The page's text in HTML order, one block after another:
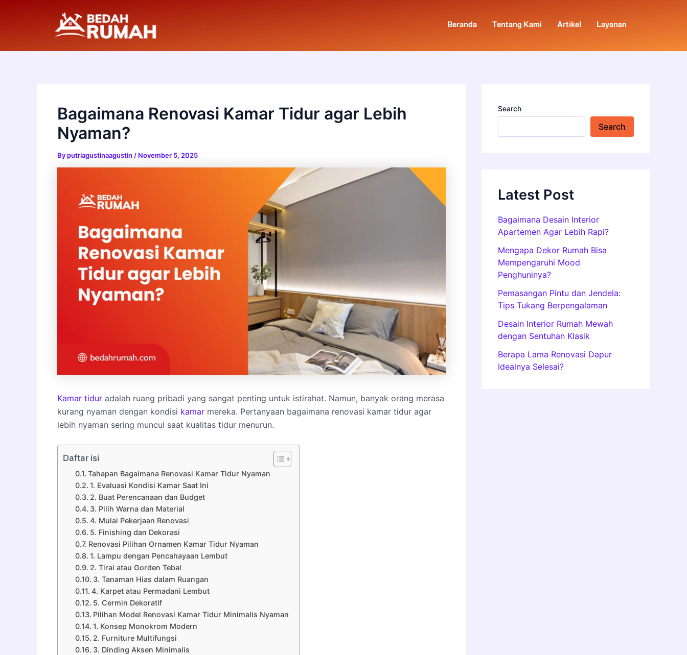
Beranda Tentang Kami Artikel Layanan
Bagaimana Renovasi Kamar Tidur agar Lebih
Nyaman?
Byputriagustinaagustin / November 5, 2025
Kamar tidur adalah ruang pribadi yang sangat penting untuk istirahat. Namun, banyak orang merasa
kurang nyaman dengan kondisi kamar mereka. Pertanyaan bagaimana renovasi kamar tidur agar
lebih nyaman sering muncul saat kualitas tidur menurun.
Daftar isi
Tahapan Bagaimana Renovasi Kamar Tidur Nyaman
1. Evaluasi Kondisi Kamar Saat Ini
2. Buat Perencanaan dan Budget
3. Pilih Warna dan Material
4. Mulai Pekerjaan Renovasi
5. Finishing dan Dekorasi
Renovasi Pilihan Ornamen Kamar Tidur Nyaman
1. Lampu dengan Pencahayaan Lembut
2. Tirai atau Gorden Tebal
3. Tanaman Hias dalam Ruangan
4. Karpet atau Permadani Lembut
5. Cermin Dekoratif
Pilihan Model Renovasi Kamar Tidur Minimalis Nyaman
1. Konsep Monokrom Modern
2. Furniture Multifungsi
3. Dinding Aksen Minimalis
Search
Search
Latest Post
Bagaimana Desain Interior
Apartemen Agar Lebih Rapi?
Mengapa Dekor Rumah Bisa
Mempengaruhi Mood
Penghuninya?
Pemasangan Pintu dan Jendela:
Tips Tukang Berpengalaman
Desain Interior Rumah Mewah
dengan Sentuhan Klasik
Berapa Lama Renovasi Dapur
Idealnya Selesai?